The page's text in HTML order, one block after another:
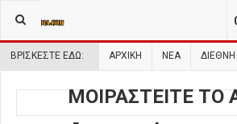
ΒΡΊΣΚΕΣΤΕ ΕΔΏ: ΑΡΧΙΚΉ ΝΕΑ ΔΙΕΘΝΗ
ΜΟΙΡΑΣΤΕΙΤΕ ΤΟ